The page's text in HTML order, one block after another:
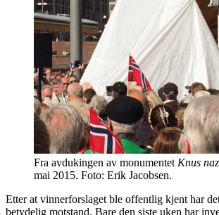
Fra avdukingen av monumentet Knus
mai 2015. Foto: Erik Jacobsen.
Etter at vinnerforslaget ble offentlig kjent har
betydelig motstand. Bare den siste uken har